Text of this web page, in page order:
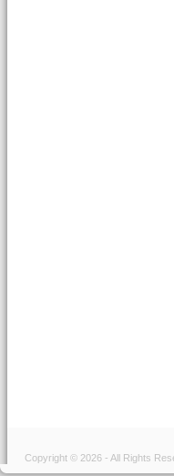
Copyright © 2026 - All Rights